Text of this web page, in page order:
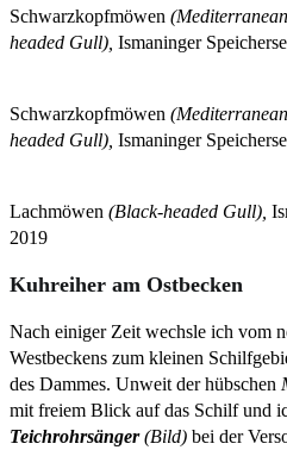
Schwarzkopfmöwen
headed Gull), Ismaninger
Schwarzkopfmöwen
headed Gull), Ismaninger
Lachmöwen (Black-headed Gull),
2019
Kuhreiher am Ostbecken
Nach einiger Zeit wechsle ich vom
Westbeckens zum kleinen
des Dammes. Unweit der hübschen
mit freiem Blick auf das Schilf und
Teichrohrsänger(Bild) bei der